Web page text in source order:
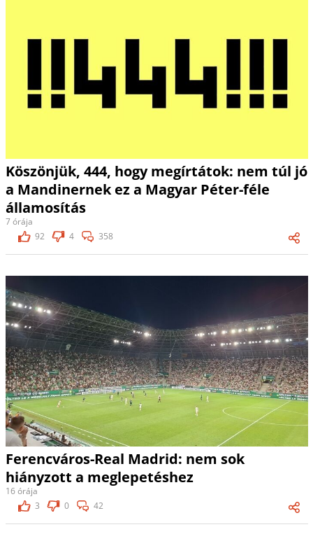
Köszönjük, 444, hogy megírtátok: nem túl jó
a Mandinernek ez a Magyar Péter-féle
államosítás
7 órája
92
4 358
Ferencváros-Real Madrid: nem sok
hiányzott a meglepetéshez
16 órája
3
0 42